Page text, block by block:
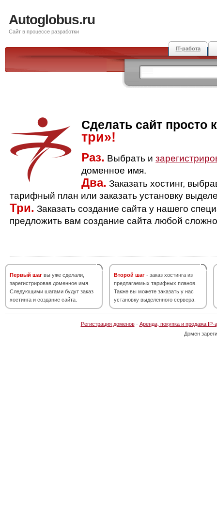
Autoglobus.ru
Сайт в процессе разработки
IT-работа
Сделать сайт просто
три»!
Раз. Выбрать и
доменное имя.
Два. Заказать хостинг,
тарифный план или заказать установку
Три. Заказать создание сайта у нашего
предложить вам создание сайта любой
Первый шаг вы уже сделали,
зарегистрировав доменное имя.
Следующими шагами будут заказ
хостинга и создание сайта.
Второй шаг - заказ хостинга из
предлагаемых тарифных планов.
Также вы можете заказать у нас
установку выделенного сервера.
Регистрация доменов· Аренда, покупка и продажа IP-
Домен